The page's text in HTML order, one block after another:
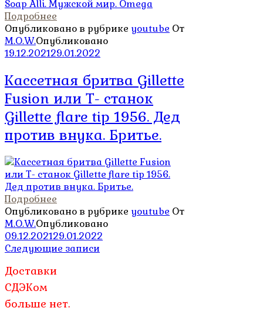
Подробнее
Опубликовано в рубрике youtube От
M.O.W.Опубликовано
19.12.202129.01.2022
Кассетная бритва Gillette
Fusion или Т- станок
Gillette flare tip 1956. Дед
против внука. Бритье.
Подробнее
Опубликовано в рубрике youtube От
M.O.W.Опубликовано
09.12.202129.01.2022
Навигация
по
записям
Следующие записи
Доставки
СДЭКом
больше нет.